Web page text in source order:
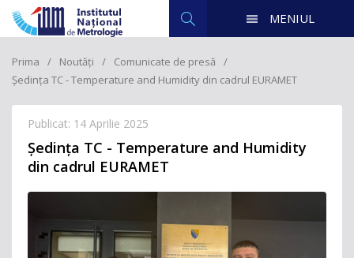
MENIUL
Prima Noutăți
Comunicate de presă
Ședința TC - Temperature and Humidity din cadrul EURAMET
Publicat: 14 Aprilie 2025
Ședința TC - Temperature and Humidity
din cadrul EURAMET